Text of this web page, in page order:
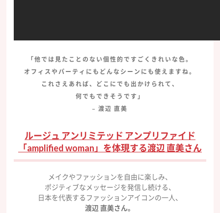
「他では見たことのない個性的ですごくきれいな色。
オフィスやパーティにもどんなシーンにも使えますね。
これさえあれば、どこにでも出かけられて、
何でもできそうです」
– 渡辺 直美
ルージュ アンリミテッド アンプリファイド
「amplified woman」を体現する渡辺 直美さん
メイクやファッションを自由に楽しみ、
ポジティブなメッセージを発信し続ける、
日本を代表するファッションアイコンの一人、
渡辺 直美さん。